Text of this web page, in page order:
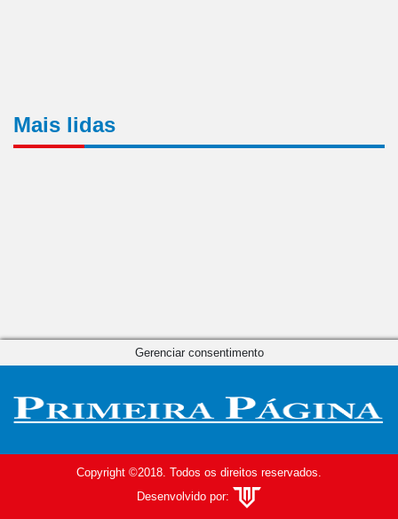
Mais lidas
Copyright ©2018. Todos os direitos reservados.
Desenvolvido por:
Gerenciar consentimento